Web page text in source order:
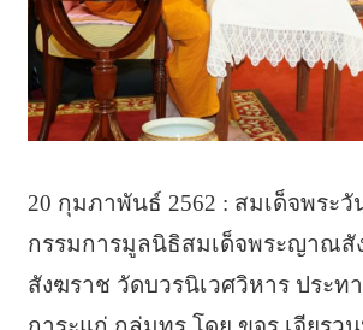
20 กุมภาพันธ์ 2562 : สมเด็จพระวั
กรรมการมูลนิธิสมเด็จพระญาณสั
สังฆราช วัดบวรนิเวศวิหาร ประท